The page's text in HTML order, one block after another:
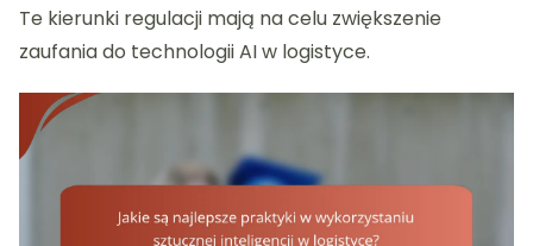
Te kierunki regulacji mają na celu zwiększenie
zaufania do technologii AI w logistyce.